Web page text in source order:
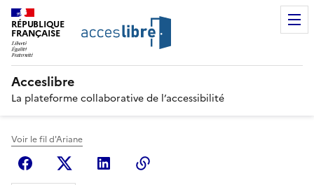
RÉPUBLIQUE
FRANÇAISE
Acceslibre
La plateforme collaborative de l’accessibilité
Voir le fil d'Ariane
FacebookX (anciennement Twitter)
Linkedin